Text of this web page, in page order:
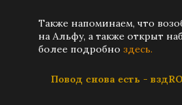
Также напоминаем, что
на Альфу, а также открыт
более подробно здесь.
Повод снова есть -